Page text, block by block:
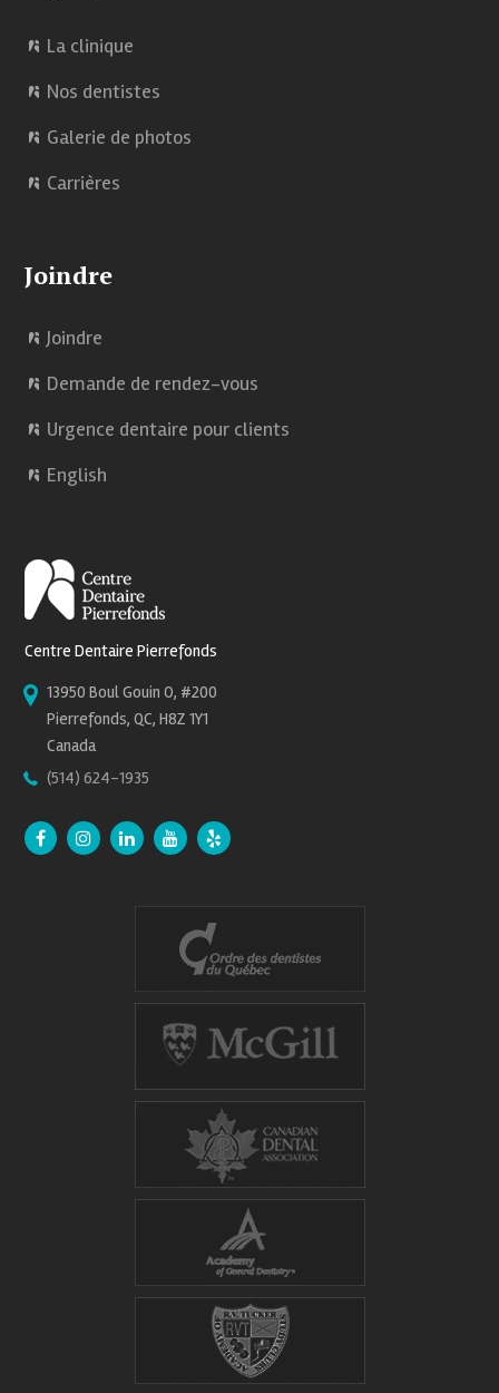
La clinique
Nos dentistes
Galerie de photos
Carrières
Joindre
Joindre
Demande de rendez-vous
Urgence dentaire pour clients
English
Centre Dentaire Pierrefonds
13950 Boul Gouin O, #200
Pierrefonds, QC, H8Z 1Y1
Canada
(514) 624-1935